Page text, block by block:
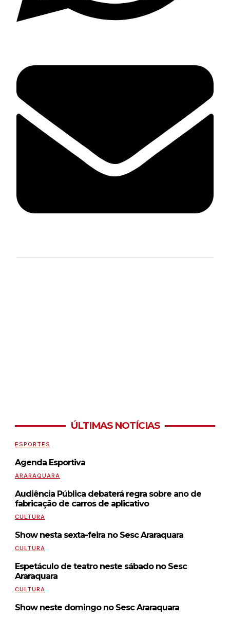
ÚLTIMAS NOTÍCIAS
ESPORTES
Agenda Esportiva
ARARAQUARA
Audiência Pública debaterá regra sobre ano de
fabricação de carros de aplicativo
CULTURA
Show nesta sexta-feira no Sesc Araraquara
CULTURA
Espetáculo de teatro neste sábado no Sesc
Araraquara
CULTURA
Show neste domingo no Sesc Araraquara